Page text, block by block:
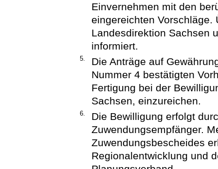
Einvernehmen mit den
eingereichten Vorschläge.
Landesdirektion Sachsen
informiert.
5.
Die Anträge auf
Nummer 4 bestätigten
Fertigung bei der
Sachsen, einzureichen.
6.
Die Bewilligung erfolgt
Zuwendungsempfänger.
Zuwendungsbescheides
Regionalentwicklung und